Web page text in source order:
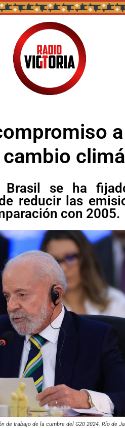
Brasil se ha
reducir las
con 2005.
de trabajo de la cumbre del G20 2024. Río de